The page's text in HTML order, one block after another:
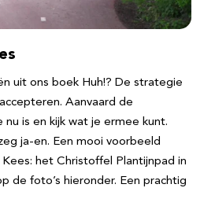
uit ons boek Huh!? De strategie
Aanvaard de
nu is en kijk wat je ermee kunt.
ja-en. Een mooi voorbeeld
het Christoffel Plantijnpad in
de foto’s hieronder. Een prachtig